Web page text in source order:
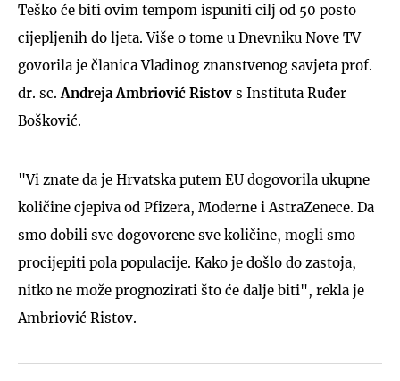
Teško će biti ovim tempom ispuniti cilj od 50 posto
cijepljenih do ljeta. Više o tome u Dnevniku Nove TV
govorila je članica Vladinog znanstvenog savjeta prof.
dr. sc. Andreja Ambriović Ristov s Instituta Ruđer
Bošković.
"Vi znate da je Hrvatska putem EU dogovorila ukupne
količine cjepiva od Pfizera, Moderne i AstraZenece. Da
smo dobili sve dogovorene sve količine, mogli smo
procijepiti pola populacije. Kako je došlo do zastoja,
nitko ne može prognozirati što će dalje biti", rekla je
Ambriović Ristov.